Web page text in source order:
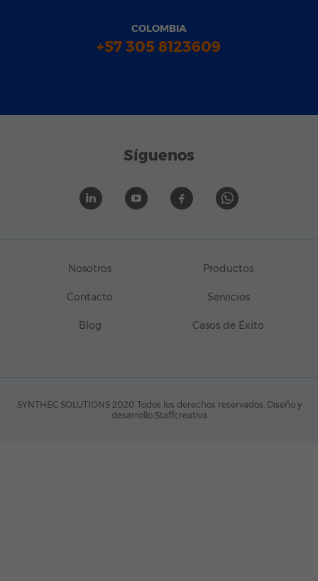
COLOMBIA
+57 305 8123609
Síguenos
Nosotros Productos
Contacto Servicios
Blog Casos de Éxito
SYNTHEC SOLUTIONS 2020 Todos los derechos reservados. Diseño y
desarrollo Staffcreativa